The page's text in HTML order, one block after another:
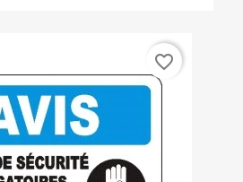
favorite_border